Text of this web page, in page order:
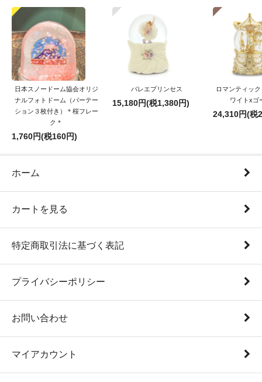
日本スノードーム協会オリジ
ナルフォトドーム（パーテー
ション３枚付き）＊桜フレー
ク＊
1,760円(税160円)
バレエプリンセス
15,180円(税1,380円)
ロマンティッ
ワイトxゴ
24,310円(税
ホーム
カートを見る
特定商取引法に基づく表記
プライバシーポリシー
お問い合わせ
マイアカウント